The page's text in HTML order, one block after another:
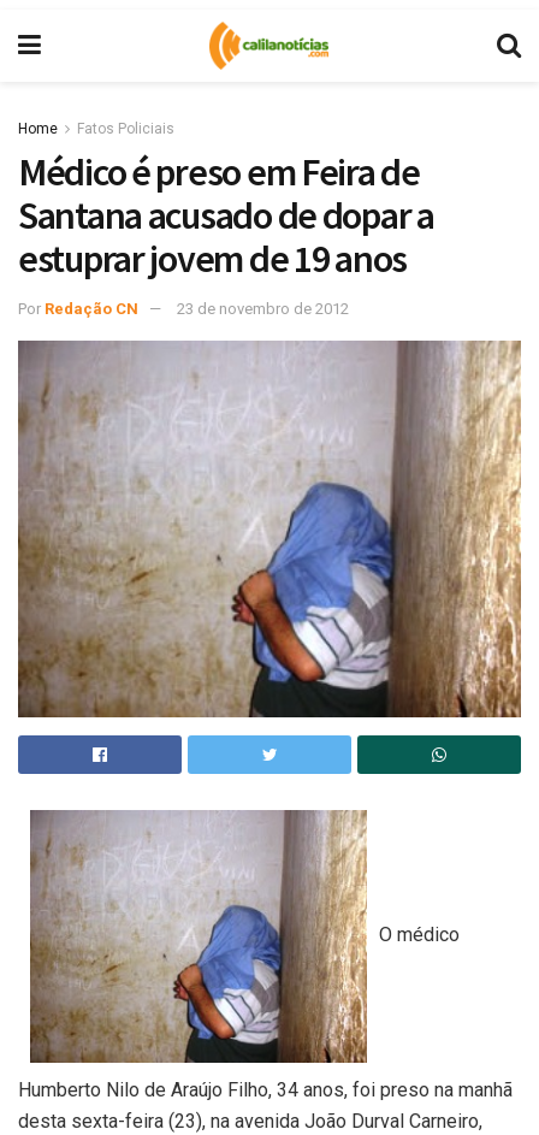
Home Fatos Policiais
Médico é preso em Feira de
Santana acusado de dopar a
estuprar jovem de 19 anos
Por Redação CN 23 de novembro de 2012
O médico
Humberto Nilo de Araújo Filho, 34 anos, foi preso na manhã
desta sexta-feira (23), na avenida João Durval Carneiro,